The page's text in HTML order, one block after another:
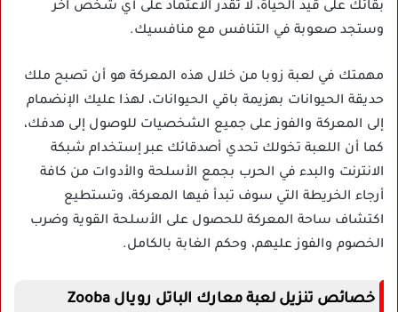
بقائك على قيد الحياة، لا تقدر الاعتماد على أي شخص آخر
وستجد صعوبة في التنافس مع منافسيك.
مهمتك في لعبة زوبا من خلال هذه المعركة هو أن تصبح ملك
حديقة الحيوانات بهزيمة باقي الحيوانات، لهذا عليك الإنضمام
إلى المعركة والفوز على جميع الشخصيات للوصول إلى هدفك،
كما أن اللعبة تخولك تحدي أصدقائك عبر إستخدام شبكة
الانترنت والبدء في الحرب بجمع الأسلحة والأدوات من كافة
أرجاء الخريطة التي سوف تبدأ فيها المعركة، وتستطيع
اكتشاف ساحة المعركة للحصول على الأسلحة القوية وضرب
الخصوم والفوز عليهم، وحكم الغابة بالكامل.
خصائص تنزيل لعبة معارك الباتل رويال Zooba